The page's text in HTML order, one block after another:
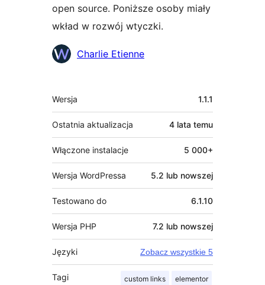
open source. Poniższe osoby miały
wkład w rozwój wtyczki.
Zaangażowani
Charlie Etienne
Meta
Wersja 1.1.1
Ostatnia aktualizacja 4 lata temu
Włączone instalacje 5 000+
Wersja WordPressa 5.2 lub nowszej
Testowano do 6.1.10
Wersja PHP 7.2 lub nowszej
Języki Zobacz wszystkie 5
Tagi custom links elementor